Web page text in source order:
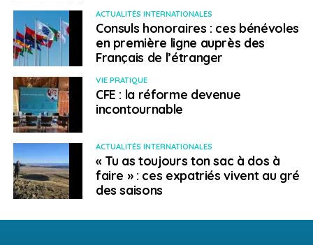
ACTUALITÉS INTERNATIONALES
Consuls honoraires : ces bénévoles
en première ligne auprès des
Français de l’étranger
VIE PRATIQUE
CFE : la réforme devenue
incontournable
ACTUALITÉS INTERNATIONALES
« Tu as toujours ton sac à dos à
faire » : ces expatriés vivent au gré
des saisons